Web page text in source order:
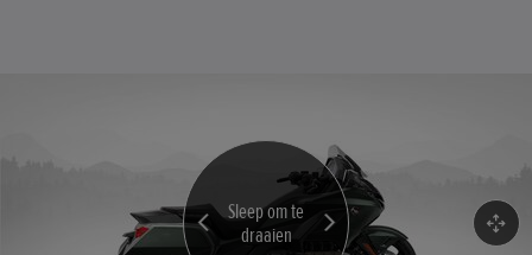
Sleep om te
draaien